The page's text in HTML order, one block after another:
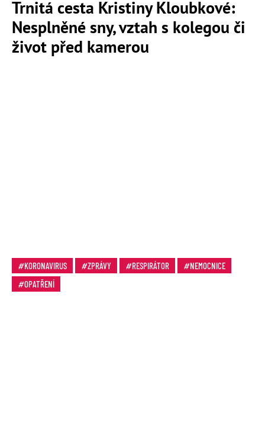
Trnitá cesta Kristiny Kloubkové:
Nesplněné sny, vztah s kolegou či
život před kamerou
KORONAVIRUS ZPRÁVY RESPIRÁTOR
NEMOCNICE
OPATŘENÍ